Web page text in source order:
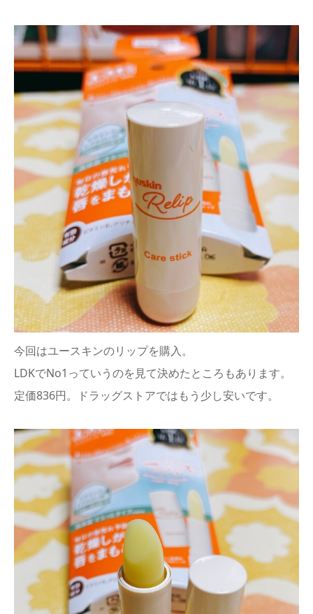
今回はユースキンのリップを購入。
LDKでNo1っていうのを見て決めたところもあります。
定価836円。ドラッグストアではもう少し安いです。